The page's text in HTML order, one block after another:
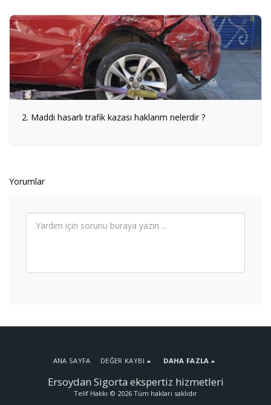
2. Maddi hasarlı trafik kazası haklarım nelerdir ?
Yorumlar
Ersoydan Sigorta ekspertiz hizmetleri
Telif Hakkı © 2026 Tüm hakları saklıdır
ANA SAYFA DEĞER KAYBI DAHA FAZLA